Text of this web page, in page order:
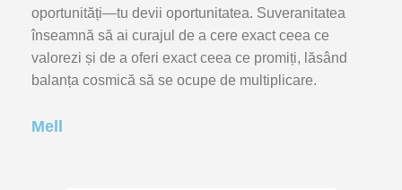
oportunități—tu devii oportunitatea. Suveranitatea
înseamnă să ai curajul de a cere exact ceea ce
valorezi și de a oferi exact ceea ce promiți, lăsând
balanța cosmică să se ocupe de multiplicare.
Mell